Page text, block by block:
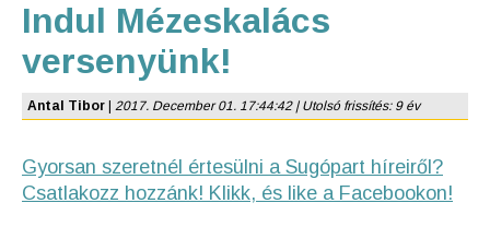
Indul Mézeskalács
versenyünk!
Antal Tibor 2017. December 01. 17:44:42 | Utolsó frissítés: 9 év
Gyorsan szeretnél értesülni a Sugópart híreiről?
Csatlakozz hozzánk! Klikk, és like a Facebookon!